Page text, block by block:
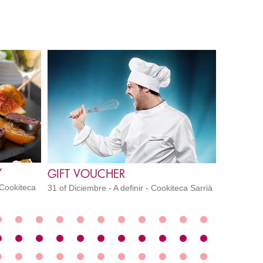
GIFT VOUCHER
31 of Diciembre - A definir - Cookiteca Sarrià